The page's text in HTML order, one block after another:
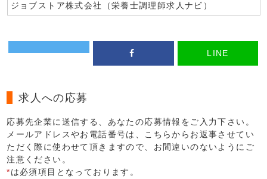
ジョブストア株式会社（栄養士調理師求人ナビ）
LINE
求人への応募
応募先企業に送信する、あなたの応募情報をご入力下さい。
メールアドレスやお電話番号は、こちらからお返事させてい
ただく際に使わせて頂きますので、お間違いのないようにご
注意ください。
*は必須項目となっております。